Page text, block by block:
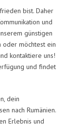
bist. Daher
und
günstigen
oder möchtest ein
kontaktiere uns!
und findet
dein
nach Rumänien.
Erlebnis und